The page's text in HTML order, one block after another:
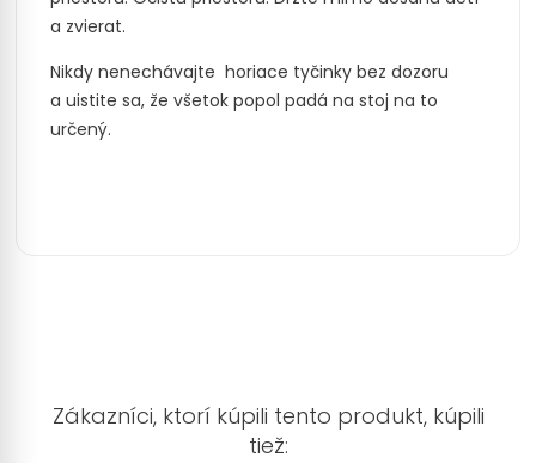
a zvierat.
Nikdy nenechávajte horiace tyčinky bez dozoru
a uistite sa, že všetok popol padá na stoj na to
určený.
Zákazníci, ktorí kúpili tento produkt, kúpili
tiež: